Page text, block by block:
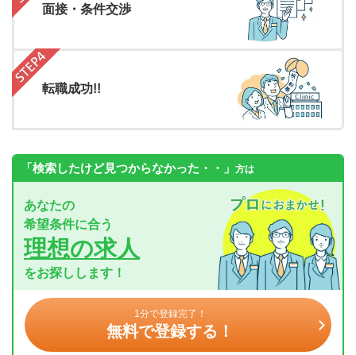
面接・条件交渉
転職成功!!
「検索したけど見つからなかった・・」 方は
あなたの
希望条件に合う
理想の求人
をお探しします！
1分で登録完了！
無料で登録する！